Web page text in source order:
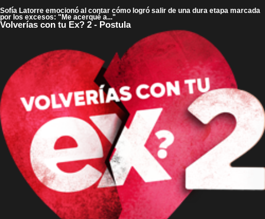
Sofía Latorre emocionó al contar cómo logró salir de una dura etapa marcada
por los excesos: "Me acerqué a..."
Volverías con tu Ex? 2 - Postula